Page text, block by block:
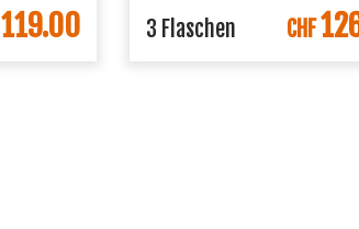
119.00 3 Flaschen CHF